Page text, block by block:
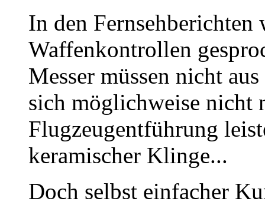
In den Fernsehberichten
Waffenkontrollen
Messer müssen nicht
sich möglichweise nicht
Flugzeugentführung
keramischer Klinge...
Doch selbst einfacher